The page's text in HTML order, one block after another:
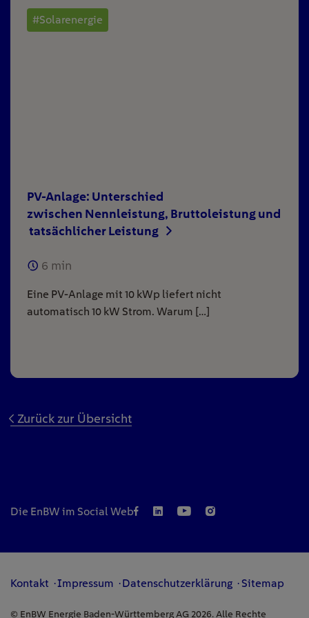
#Solarenergie
PV-Anlage: Unterschied
zwischen Nennleistung, Bruttoleistung und
tatsächlicher Leistung
6 min
Eine PV-Anlage mit 10 kWp liefert nicht
automatisch 10 kW Strom. Warum […]
Zurück zur Übersicht
Die EnBW im Social Web
Kontakt Impressum Datenschutzerklärung Sitemap
© EnBW Energie Baden-Württemberg AG 2026. Alle Rechte